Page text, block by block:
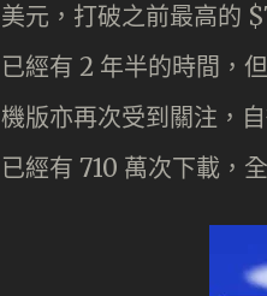
美元，打破之前最高的
已經有 2 年半的時間，
機版亦再次受到關注，
已經有 710 萬次下載，